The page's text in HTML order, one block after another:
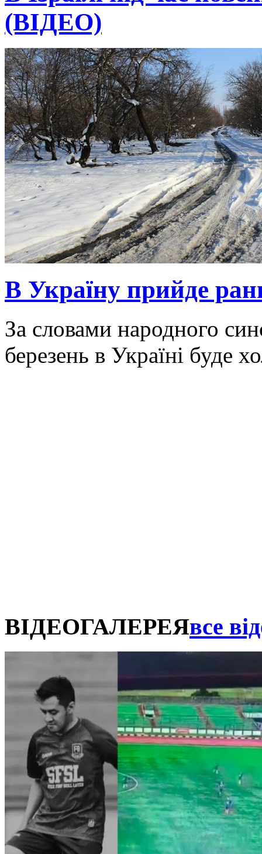
(ВІДЕО)
В Україну прийде
За словами народного
березень в Україні буде
ВІДЕОГАЛЕРЕЯвсе